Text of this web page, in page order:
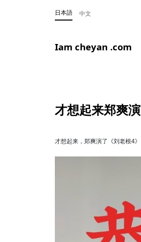
日本語 中文
Iam cheyan .com
才想起来郑爽
才想起来，郑爽演了《刘老根4